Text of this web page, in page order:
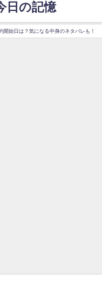
日の記憶
開始日は？気になる中身のネタバレも！